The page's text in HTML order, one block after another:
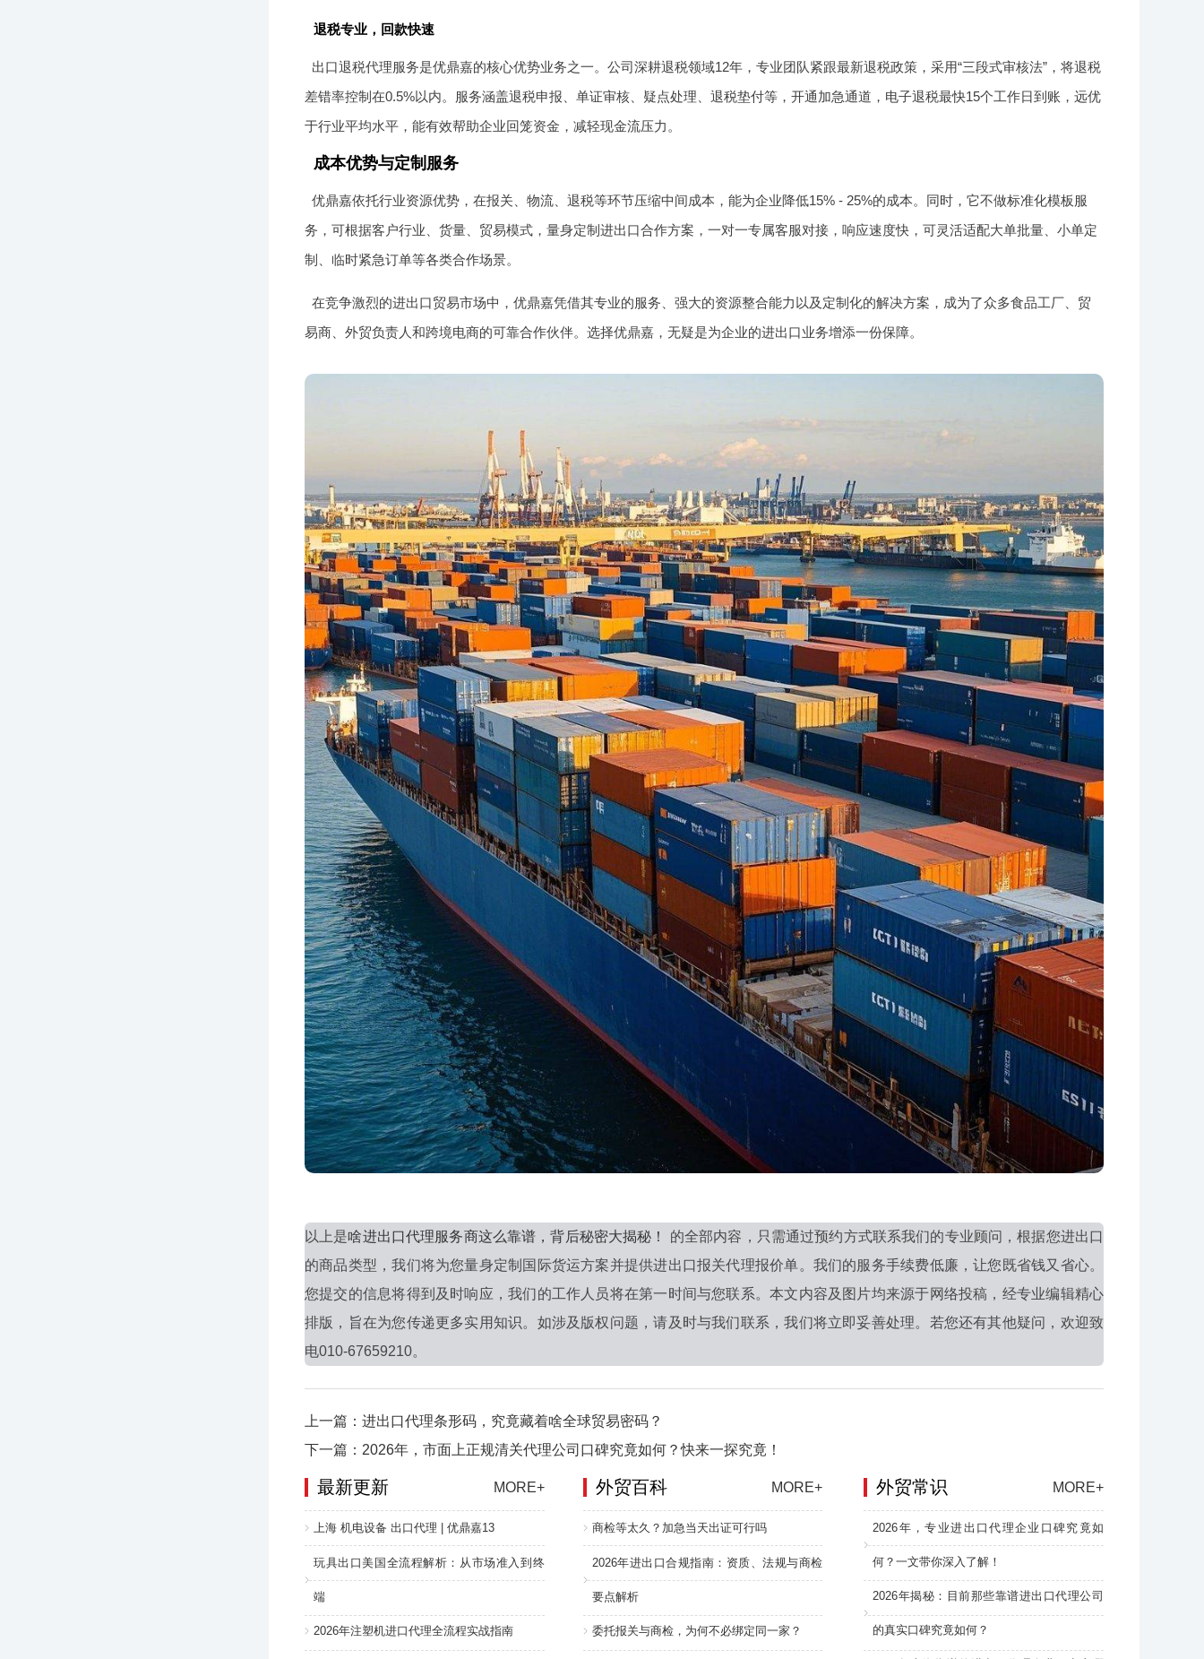
退税专业，回款快速
出口退税代理服务是优鼎嘉的核心优势业务之一。公司深耕退税领域12年，专业团队紧跟最新退税政策，采用“三段式审核法”，将退税
差错率控制在0.5%以内。服务涵盖退税申报、单证审核、疑点处理、退税垫付等，开通加急通道，电子退税最快15个工作日到账，远优
于行业平均水平，能有效帮助企业回笼资金，减轻现金流压力。
成本优势与定制服务
优鼎嘉依托行业资源优势，在报关、物流、退税等环节压缩中间成本，能为企业降低15% - 25%的成本。同时，它不做标准化模板服
务，可根据客户行业、货量、贸易模式，量身定制进出口合作方案，一对一专属客服对接，响应速度快，可灵活适配大单批量、小单定
制、临时紧急订单等各类合作场景。
在竞争激烈的进出口贸易市场中，优鼎嘉凭借其专业的服务、强大的资源整合能力以及定制化的解决方案，成为了众多食品工厂、贸
易商、外贸负责人和跨境电商的可靠合作伙伴。选择优鼎嘉，无疑是为企业的进出口业务增添一份保障。
以上是啥进出口代理服务商这么靠谱，背后秘密大揭秘！ 的全部内容，只需通过预约方式联系我们的专业顾问，根据您进出口
的商品类型，我们将为您量身定制国际货运方案并提供进出口报关代理报价单。我们的服务手续费低廉，让您既省钱又省心。
您提交的信息将得到及时响应，我们的工作人员将在第一时间与您联系。本文内容及图片均来源于网络投稿，经专业编辑精心
排版，旨在为您传递更多实用知识。如涉及版权问题，请及时与我们联系，我们将立即妥善处理。若您还有其他疑问，欢迎致
电010-67659210。
上一篇：进出口代理条形码，究竟藏着啥全球贸易密码？
下一篇：2026年，市面上正规清关代理公司口碑究竟如何？快来一探究竟！
最新更新 MORE+
上海 机电设备 出口代理 | 优鼎嘉13
玩具出口美国全流程解析：从市场准入到终
端
2026年注塑机进口代理全流程实战指南
外贸常识 MORE+
2026年，专业进出口代理企业口碑究竟如
何？一文带你深入了解！
2026年揭秘：目前那些靠谱进出口代理公司
的真实口碑究竟如何？
外贸百科 MORE+
商检等太久？加急当天出证可行吗
2026年进出口合规指南：资质、法规与商检
要点解析
委托报关与商检，为何不必绑定同一家？